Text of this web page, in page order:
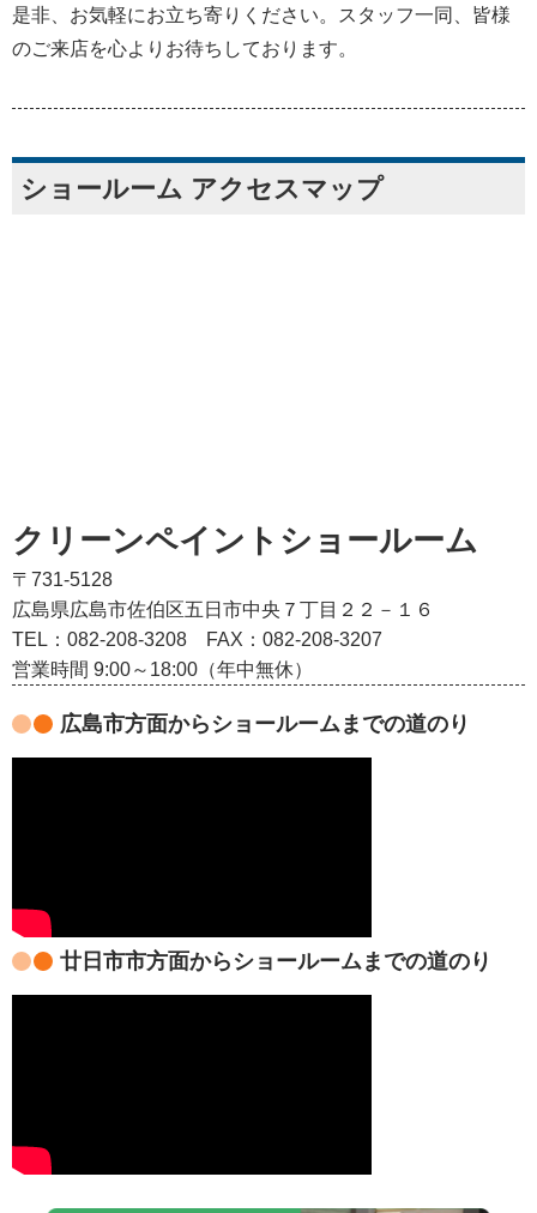
是非、お気軽にお立ち寄りください。スタッフ一同、皆様
のご来店を心よりお待ちしております。
ショールーム アクセスマップ
クリーンペイントショールーム
〒731-5128
広島県広島市佐伯区五日市中央７丁目２２－１６
TEL：082‐208‐3208
FAX：082-208-3207
営業時間 9:00～18:00（年中無休）
広島市方面からショールームまでの道のり
廿日市市方面からショールームまでの道のり